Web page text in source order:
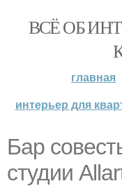
ВСЁ ОБ
главная
интерьер для
Бар
студии